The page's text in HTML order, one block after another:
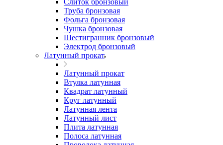
Слиток бронзовый
Труба бронзовая
Фольга бронзовая
Чушка бронзовая
Шестигранник бронзовый
Электрод бронзовый
Латунный прокат
Латунный прокат
Втулка латунная
Квадрат латунный
Круг латунный
Латунная лента
Латунный лист
Плита латунная
Полоса латунная